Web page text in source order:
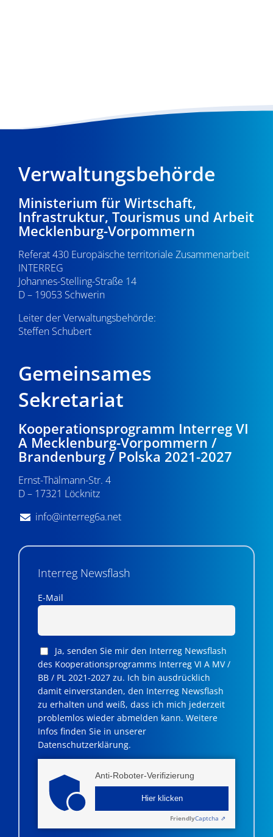
Verwaltungsbehörde
Ministerium für Wirtschaft,
Infrastruktur, Tourismus und Arbeit
Mecklenburg-Vorpommern
Referat 430 Europäische territoriale Zusammenarbeit
INTERREG
Johannes-Stelling-Straße 14
D – 19053 Schwerin
Leiter der Verwaltungsbehörde:
Steffen Schubert
Gemeinsames
Sekretariat
Kooperationsprogramm Interreg VI
A Mecklenburg-Vorpommern /
Brandenburg / Polska 2021-2027
Ernst-Thälmann-Str. 4
D – 17321 Löcknitz
info@interreg6a.net
Interreg Newsflash
E-Mail
Ja, senden Sie mir den Interreg Newsflash
des Kooperationsprogramms Interreg VI A MV /
BB / PL 2021-2027 zu. Ich bin ausdrücklich
damit einverstanden, den Interreg Newsflash
zu erhalten und weiß, dass ich mich jederzeit
problemlos wieder abmelden kann. Weitere
Infos finden Sie in unserer
Datenschutzerklärung.
Anti-Roboter-Verifizierung
Hier klicken
FriendlyCaptcha ⇗